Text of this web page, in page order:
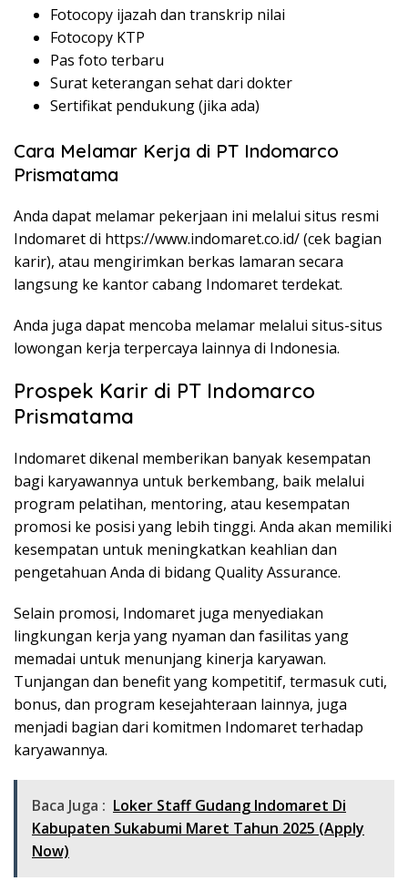
Fotocopy ijazah dan transkrip nilai
Fotocopy KTP
Pas foto terbaru
Surat keterangan sehat dari dokter
Sertifikat pendukung (jika ada)
Cara Melamar Kerja di PT Indomarco
Prismatama
Anda dapat melamar pekerjaan ini melalui situs resmi
Indomaret di https://www.indomaret.co.id/(cek bagian
karir), atau mengirimkan berkas lamaran secara
langsung ke kantor cabang Indomaret terdekat.
Anda juga dapat mencoba melamar melalui situs-situs
lowongan kerja terpercaya lainnya di Indonesia.
Prospek Karir di PT Indomarco
Prismatama
Indomaret dikenal memberikan banyak kesempatan
bagi karyawannya untuk berkembang, baik melalui
program pelatihan, mentoring, atau kesempatan
promosi ke posisi yang lebih tinggi. Anda akan memiliki
kesempatan untuk meningkatkan keahlian dan
pengetahuan Anda di bidang Quality Assurance.
Selain promosi, Indomaret juga menyediakan
lingkungan kerja yang nyaman dan fasilitas yang
memadai untuk menunjang kinerja karyawan.
Tunjangan dan benefit yang kompetitif, termasuk cuti,
bonus, dan program kesejahteraan lainnya, juga
menjadi bagian dari komitmen Indomaret terhadap
karyawannya.
Baca Juga : Loker Staff Gudang Indomaret Di
Kabupaten Sukabumi Maret Tahun 2025 (Apply
Now)